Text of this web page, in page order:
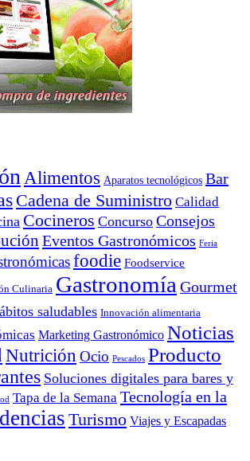
Alimentos Aparatos tecnológicos Bar
Cadena de Suministro Calidad
Cocineros Concurso Consejos
Eventos Gastronómicos Feria
foodie Foodservice
Culinaria Gastronomía Gourmet
saludables Innovación alimentaria
Marketing Gastronómico Noticias
Nutrición Ocio Pescados Producto
Soluciones digitales para bares y
Tapa de la Semana Tecnología en la
Turismo Viajes y Escapadas